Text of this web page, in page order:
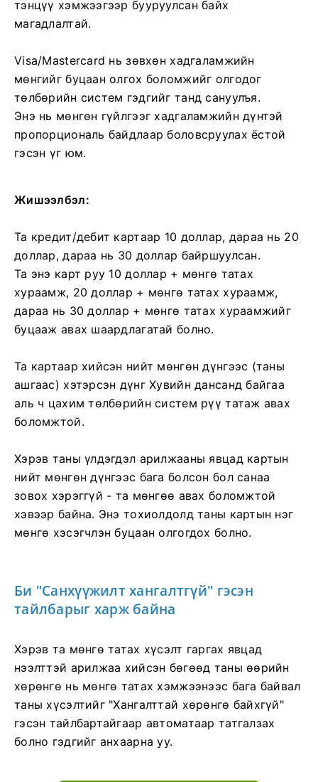
тэнцүү хэмжээгээр бууруулсан байх
магадлалтай.
Visa/Mastercard нь зөвхөн хадгаламжийн
мөнгийг буцаан олгох боломжийг олгодог
төлбөрийн систем гэдгийг танд сануулъя.
Энэ нь мөнгөн гүйлгээг хадгаламжийн дүнтэй
пропорциональ байдлаар боловсруулах ёстой
гэсэн үг юм.
Жишээлбэл:
Та кредит/дебит картаар 10 доллар, дараа нь 20
доллар, дараа нь 30 доллар байршуулсан.
Та энэ карт руу 10 доллар + мөнгө татах
хураамж, 20 доллар + мөнгө татах хураамж,
дараа нь 30 доллар + мөнгө татах хураамжийг
буцааж авах шаардлагатай болно.
Та картаар хийсэн нийт мөнгөн дүнгээс (таны
ашгаас) хэтэрсэн дүнг Хувийн дансанд байгаа
аль ч цахим төлбөрийн систем рүү татаж авах
боломжтой.
Хэрэв таны үлдэгдэл арилжааны явцад картын
нийт мөнгөн дүнгээс бага болсон бол санаа
зовох хэрэггүй - та мөнгөө авах боломжтой
хэвээр байна. Энэ тохиолдолд таны картын нэг
мөнгө хэсэгчлэн буцаан олгогдох болно.
Би "Санхүүжилт хангалтгүй" гэсэн
тайлбарыг харж байна
Хэрэв та мөнгө татах хүсэлт гаргах явцад
нээлттэй арилжаа хийсэн бөгөөд таны өөрийн
хөрөнгө нь мөнгө татах хэмжээнээс бага байвал
таны хүсэлтийг "Хангалттай хөрөнгө байхгүй"
гэсэн тайлбартайгаар автоматаар татгалзах
болно гэдгийг анхаарна уу.